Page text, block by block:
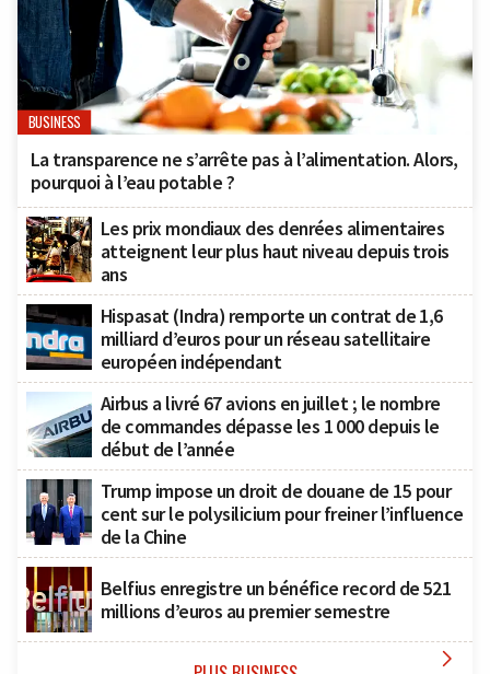
BUSINESS
La transparence ne s’arrête pas à l’alimentation. Alors,
pourquoi à l’eau potable ?
Les prix mondiaux des denrées alimentaires
atteignent leur plus haut niveau depuis trois
ans
Hispasat (Indra) remporte un contrat de 1,6
milliard d’euros pour un réseau satellitaire
européen indépendant
Airbus a livré 67 avions en juillet ; le nombre
de commandes dépasse les 1 000 depuis le
début de l’année
Trump impose un droit de douane de 15 pour
cent sur le polysilicium pour freiner l’influence
de la Chine
Belfius enregistre un bénéfice record de 521
millions d’euros au premier semestre
